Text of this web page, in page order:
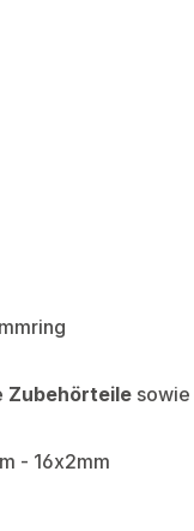
Zubehörteile sowie
- 16x2mm